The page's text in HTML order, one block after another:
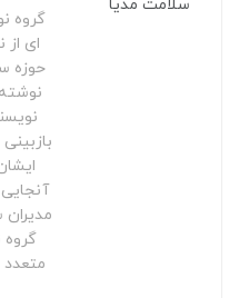
گروه
ای
حوزه